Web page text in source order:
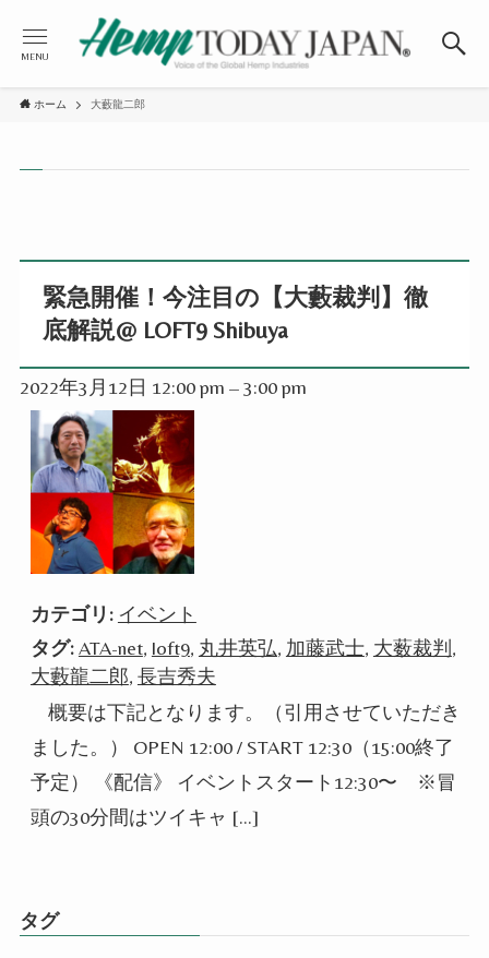
MENU
ホーム 大藪龍二郎
緊急開催！今注目の【大藪裁判】徹
底解説@ LOFT9 Shibuya
2022年3月12日 12:00 pm –3:00 pm
カテゴリ: イベント
タグ:ATA-net, loft9, 丸井英弘, 加藤武士, 大薮裁判 ,
大藪龍二郎, 長吉秀夫
概要は下記となります。（引用させていただき
ました。） OPEN 12:00 / START 12:30（15:00終了
予定） 《配信》 イベントスタート12:30〜 ※冒
頭の30分間はツイキャ […]
タグ